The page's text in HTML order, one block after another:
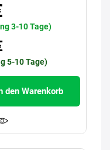
3-10 Tage)
5-10 Tage)
den Warenkorb